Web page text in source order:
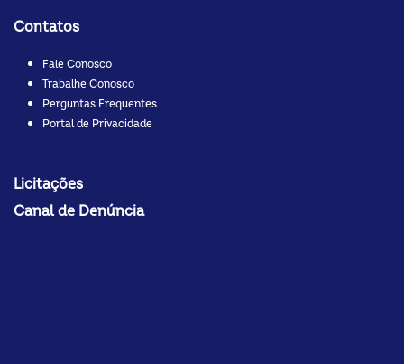
Contatos
Fale Conosco
Trabalhe Conosco
Perguntas Frequentes
Portal de Privacidade
Licitações
Canal de Denúncia